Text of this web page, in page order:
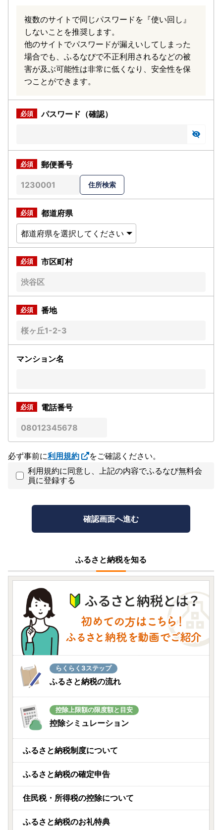
複数のサイトで同じパスワードを『使い回し』
しないことを推奨します。
他のサイトでパスワードが漏えいしてしまった
場合でも、ふるなびで不正利用されるなどの被
害が及ぶ可能性は非常に低くなり、安全性を保
つことができます。
パスワード（確認）
郵便番号
都道府県
市区町村
番地
マンション名
電話番号
必ず事前に利用規約
をご確認ください。
利用規約に同意し、上記の内容でふるなび無料会
員に登録する
ふるさと納税を知る
らくらく3ステップ
ふるさと納税の流れ
控除上限額の限度額と目安
控除シミュレーション
ふるさと納税制度について
ふるさと納税の確定申告
住民税・所得税の控除について
ふるさと納税のお礼特典